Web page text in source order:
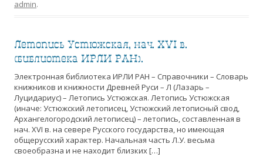
admin.
Летопись Устюжская, нач. XVI в.
(библиотека ИРЛИ РАН).
Электронная библиотека ИРЛИ РАН – Справочники – Словарь
книжников и книжности Древней Руси – Л (Лазарь –
Луцидариус) – Летопись Устюжская. Летопись Устюжская
(иначе: Устюжский летописец, Устюжский летописный свод,
Архангелогородский летописец) – летопись, составленная в
нач. XVI в. на севере Русского государства, но имеющая
общерусский характер. Начальная часть Л.У. весьма
своеобразна и не находит близких […]